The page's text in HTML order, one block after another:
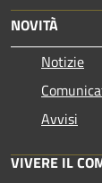
NOVITÀ
Notizie
Avvisi
VIVERE IL